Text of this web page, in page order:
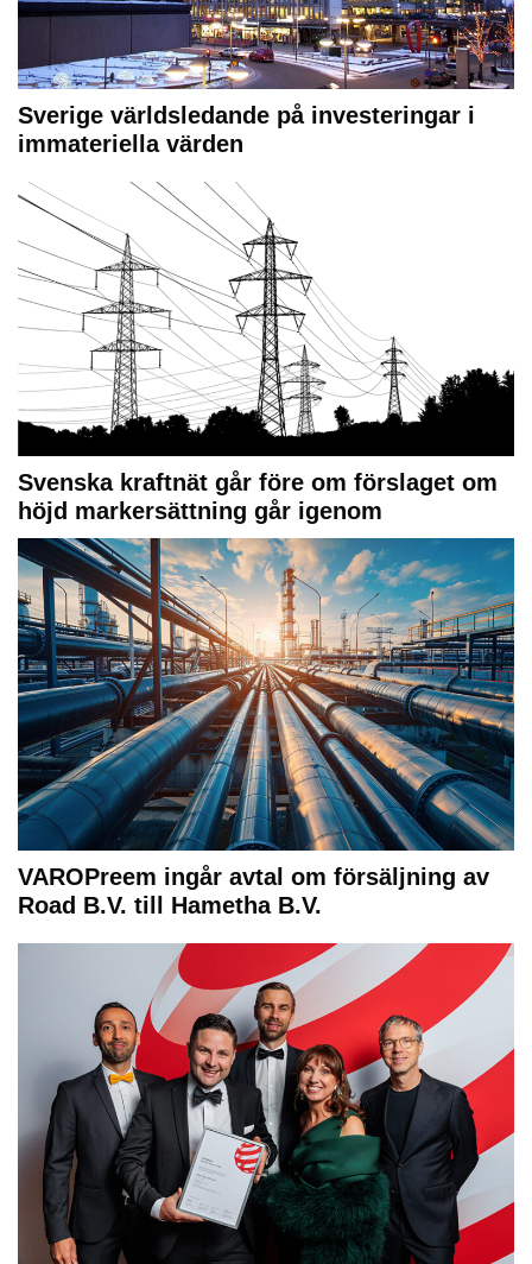
Sverige världsledande på investeringar i
immateriella värden
Svenska kraftnät går före om förslaget om
höjd markersättning går igenom
VAROPreem ingår avtal om försäljning av
Road B.V. till Hametha B.V.